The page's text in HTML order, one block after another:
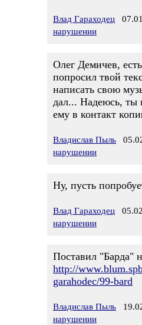
Влад Гараходец
нарушении
Олег Демичев,
попросил твой
написать свою
дал... Надеюсь, ты
ему в контакт
Владислав Пыль
нарушении
Ну, пусть
Влад Гараходец
нарушении
Поставил "Барда"
http://
garahodec/99-bard
Владислав Пыль
нарушении